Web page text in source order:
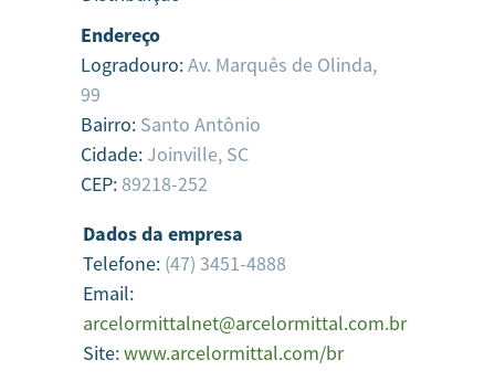
Endereço
Logradouro:Av. Marquês de Olinda,
99
Bairro: Santo Antônio
Cidade: Joinville, SC
CEP:89218-252
Dados da empresa
Telefone: (47) 3451-4888
Email:
arcelormittalnet@arcelormittal.com.br
Site:www.arcelormittal.com/br